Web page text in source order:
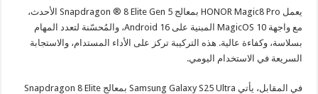
يعمل HONOR Magic8 Pro بمعالج Snapdragon ® 8 Elite Gen 5 الأحدث،
مع واجهة MagicOS 10 المبنية على Android 16، والمُحسّنة لتعدد المهام
بسلاسة، وكفاءة عالية. هذه التركيبة تركز على الأداء المستدام، والاستجابة
السريعة في الاستخدام اليومي.
في المقابل، يأتي Samsung Galaxy S25 Ultra بمعالج Snapdragon 8 Elite